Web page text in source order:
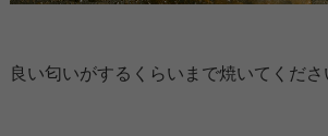
良い匂いがするくらいまで焼いてくださ